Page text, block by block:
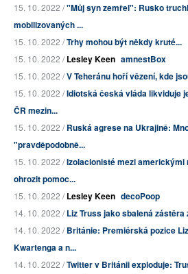
15. 10. 2022 /"Můj syn zemřel": Rusko
mobilizovaných ...
15. 10. 2022 /Trhy mohou být někdy kruté...
15. 10. 2022 /Lesley Keen amnestBox
15. 10. 2022 /V Teheránu hoří vězení, kde
15. 10. 2022 /Idiotská česká vláda likviduje
ČR mezin...
15. 10. 2022 /Ruská agrese na Ukrajině:
"pravděpodobně...
15. 10. 2022 /Izolacionisté mezi americkými
ohrozit pomoc...
15. 10. 2022 /Lesley Keen decoPoop
14. 10. 2022 /Liz Truss jako sbalená
14. 10. 2022 /Británie: Premiérská pozice
Kwartenga a n...
14. 10. 2022 /Twitter v Británii exploduje: